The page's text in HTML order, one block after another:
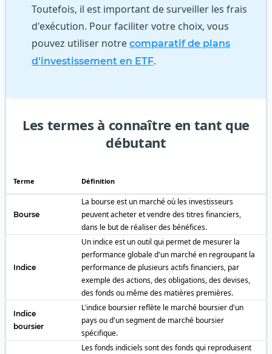
Toutefois, il est important de surveiller les frais
d'exécution. Pour faciliter votre choix, vous
pouvez utiliser notre comparatif de plans
d'investissement en ETF.
Les termes à connaître en tant que
débutant
Terme Définition
Bourse
La bourse est un marché où les investisseurs
peuvent acheter et vendre des titres financiers,
dans le but de réaliser des bénéfices.
Indice
Un indice est un outil qui permet de mesurer la
performance globale d'un marché en regroupant la
performance de plusieurs actifs financiers, par
exemple des actions, des obligations, des devises,
des fonds ou même des matières premières.
Indice
boursier
L'indice boursier reflète le marché boursier d'un
pays ou d'un segment de marché boursier
spécifique.
Les fonds indiciels sont des fonds qui reproduisent